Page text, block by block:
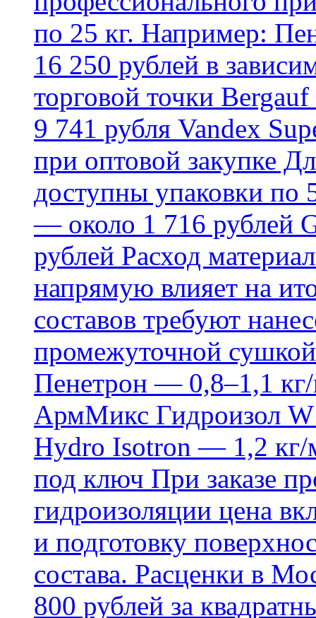
по 25 кг. Например:
16 250 рублей в
торговой точки
9 741 рубля Vandex
при оптовой закупке
доступны упаковки по
— около 1 716 рублей
рублей Расход
напрямую влияет на
составов требуют
промежуточной
Пенетрон — 0,8–1,1 кг/
АрмМикс Гидроизол
Hydro Isotron — 1,2 кг/
под ключ При заказе
гидроизоляции цена
и подготовку
состава. Расценки в
800 рублей за